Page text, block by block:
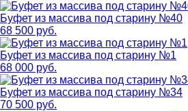
Буфет из массива под старину №40
68 500 руб.
Буфет из массива под старину №1
68 000 руб.
Буфет из массива под старину №34
70 500 руб.